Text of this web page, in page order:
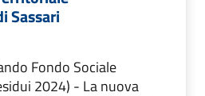
Sassari
Fondo Sociale
2024) - La nuova